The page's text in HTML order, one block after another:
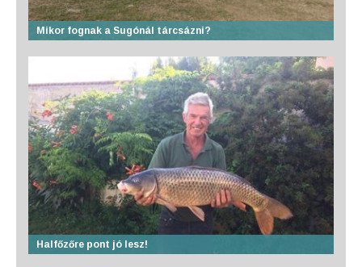
Mikor fognak a Sugónál tárcsázni?
Halfőzőre pont jó lesz!